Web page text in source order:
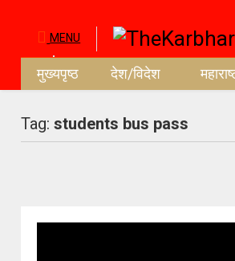
MENU
मुख्यपृष्ठ देश/विदेश
Tag:students bus pass